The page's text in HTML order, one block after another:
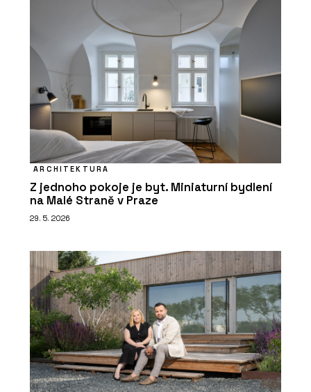
ARCHITEKTURA
Z jednoho pokoje je byt. Miniaturní bydlení
na Malé Straně v Praze
29. 5. 2026